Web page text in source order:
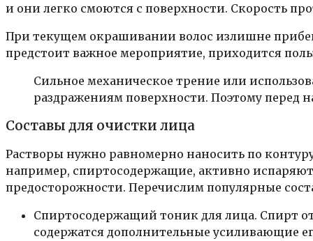
и они легко смоются с поверхности. Скорость
При текущем окрашивании волос излишне
предстоит важное мероприятие, приходится
Сильное механическое трение или
раздражениям поверхности. Поэтому перед
Составы для очистки лица
Растворы нужно равномерно наносить по
например, спиртосодержащие, активно
предосторожности. Перечислим популярные
Спиртосодержащий тоник для лица. Спирт
содержатся дополнительные усиливающие